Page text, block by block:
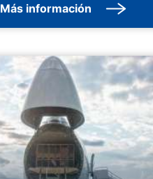
Más información